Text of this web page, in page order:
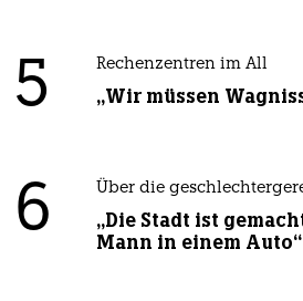
5 Rechenzentren im All
„Wir müssen
6 Über die
„Die Stadt ist
Mann in einem Auto“